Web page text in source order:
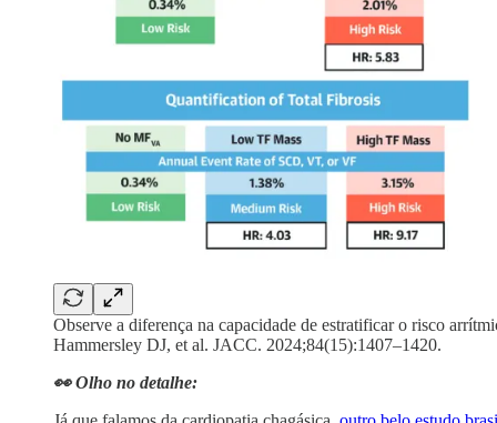
Observe a diferença na capacidade de estratificar o risco
Hammersley DJ, et al. JACC. 2024;84(15):1407–1420.
👀 Olho no detalhe: